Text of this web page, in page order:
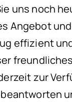
uns noch
Angebot
effizient
zur